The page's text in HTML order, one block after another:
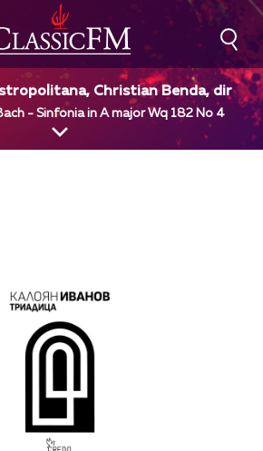
Christian Benda, dir
- Sinfonia in A major Wq 182 No 4